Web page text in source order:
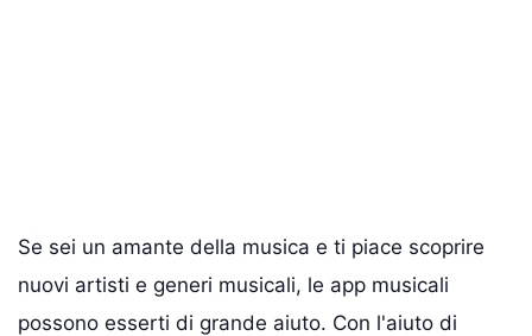
Se sei un amante della musica e ti piace scoprire
nuovi artisti e generi musicali, le app musicali
possono esserti di grande aiuto. Con l'aiuto di